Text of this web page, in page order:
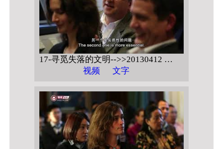
17-寻觅失落的文明-->>20130412 德国哥廷根大学 【宗教与现代生活 问答】
视频
文字